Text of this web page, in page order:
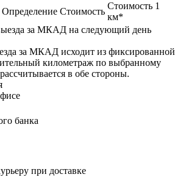
Определение Стоимость
Стоимость 1
км*
за МКАД на следующий день
за МКАД исходит из фиксированной
километраж по выбранному
в обе стороны.
банка
при доставке